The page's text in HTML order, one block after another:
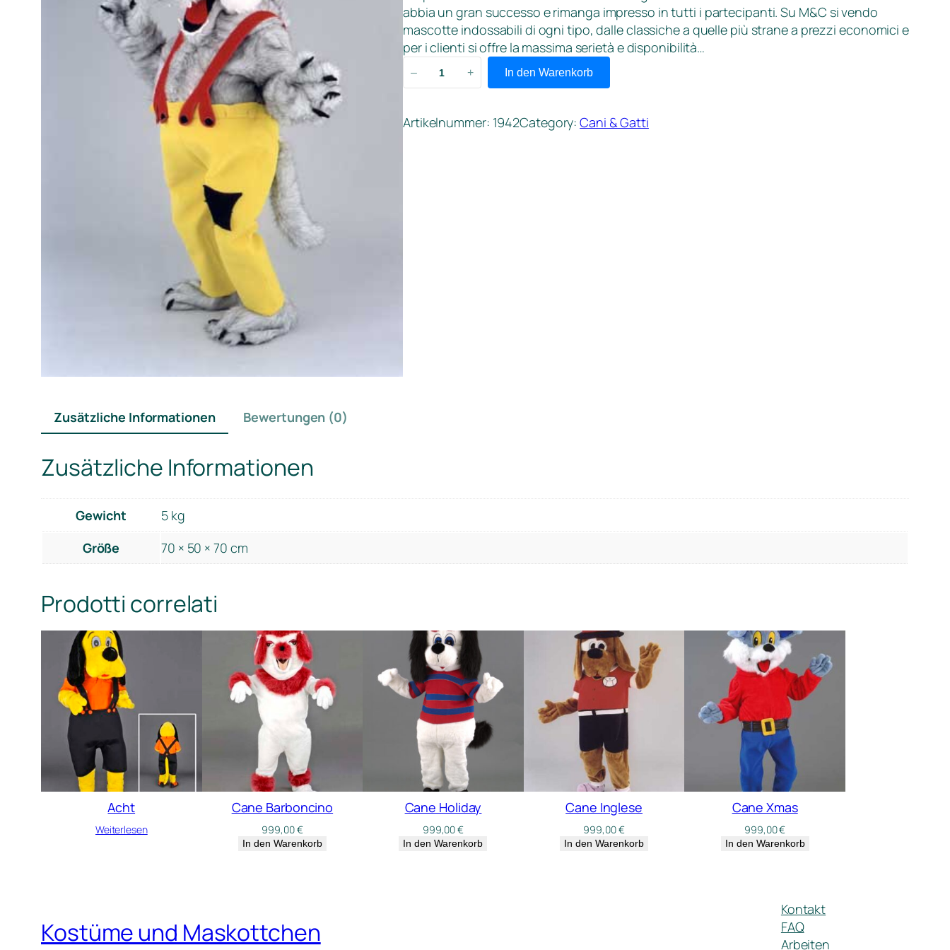
abbia un gran successo e rimanga impresso in tutti i partecipanti. Su M&C si vendo
mascotte indossabili di ogni tipo, dalle classiche a quelle più strane a prezzi economici e
per i clienti si offre la massima serietà e disponibilità…
o
W
– + In den Warenkorb
Artikelnummer: 1942Category:Cani & Gatti
Zusätzliche Informationen Bewertungen (0)
Zusätzliche Informationen
Gewicht
5 kg
Größe
70 × 50 × 70 cm
Prodotti correlati
Acht
Weiterlesen
Cane Barboncino
999,00€
In den Warenkorb
Cane Holiday
999,00€
In den Warenkorb
Cane Inglese
999,00€
In den Warenkorb
Cane Xmas
999,00€
In den Warenkorb
Kostüme und Maskottchen
Kontakt
FAQ
Arbeiten